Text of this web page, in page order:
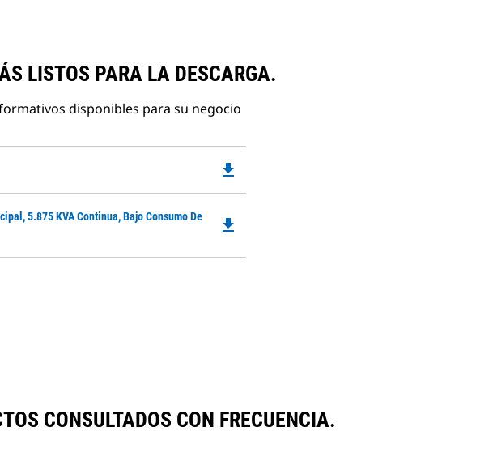
LISTOS PARA LA DESCARGA.
disponibles para su negocio
New
file_download
5.875 KVA Continua, Bajo Consumo De
file_download
CONSULTADOS CON FRECUENCIA.